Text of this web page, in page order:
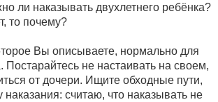
ли наказывать двухлетнего ребёнка?
то почему?
Вы описываете, нормально для
Постарайтесь не настаивать на своем,
от дочери. Ищите обходные пути,
наказания: считаю, что наказывать не